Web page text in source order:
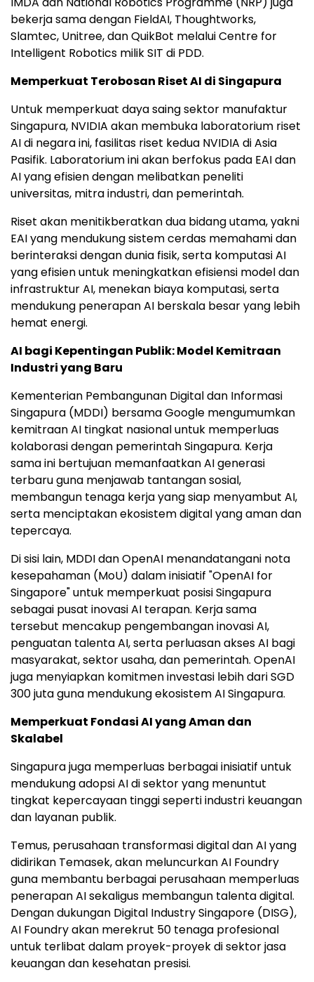
bekerja sama dengan FieldAI, Thoughtworks,
Slamtec, Unitree, dan QuikBot melalui Centre for
Intelligent Robotics milik SIT di PDD.
Memperkuat Terobosan Riset AI di Singapura
Untuk memperkuat daya saing sektor manufaktur
Singapura, NVIDIA akan membuka laboratorium riset
AI di negara ini, fasilitas riset kedua NVIDIA di Asia
Pasifik. Laboratorium ini akan berfokus pada EAI dan
AI yang efisien dengan melibatkan peneliti
universitas, mitra industri, dan pemerintah.
Riset akan menitikberatkan dua bidang utama, yakni
EAI yang mendukung sistem cerdas memahami dan
berinteraksi dengan dunia fisik, serta komputasi AI
yang efisien untuk meningkatkan efisiensi model dan
infrastruktur AI, menekan biaya komputasi, serta
mendukung penerapan AI berskala besar yang lebih
hemat energi.
AI bagi Kepentingan Publik: Model Kemitraan
Industri yang Baru
Kementerian Pembangunan Digital dan Informasi
Singapura (MDDI) bersama Google mengumumkan
kemitraan AI tingkat nasional untuk memperluas
kolaborasi dengan pemerintah Singapura. Kerja
sama ini bertujuan memanfaatkan AI generasi
terbaru guna menjawab tantangan sosial,
membangun tenaga kerja yang siap menyambut AI,
serta menciptakan ekosistem digital yang aman dan
tepercaya.
Di sisi lain, MDDI dan OpenAI menandatangani nota
kesepahaman (MoU) dalam inisiatif "OpenAI for
Singapore" untuk memperkuat posisi Singapura
sebagai pusat inovasi AI terapan. Kerja sama
tersebut mencakup pengembangan inovasi AI,
penguatan talenta AI, serta perluasan akses AI bagi
masyarakat, sektor usaha, dan pemerintah. OpenAI
juga menyiapkan komitmen investasi lebih dari SGD
300 juta guna mendukung ekosistem AI Singapura.
Memperkuat Fondasi AI yang Aman dan
Skalabel
Singapura juga memperluas berbagai inisiatif untuk
mendukung adopsi AI di sektor yang menuntut
tingkat kepercayaan tinggi seperti industri keuangan
dan layanan publik.
Temus, perusahaan transformasi digital dan AI yang
didirikan Temasek, akan meluncurkan AI Foundry
guna membantu berbagai perusahaan memperluas
penerapan AI sekaligus membangun talenta digital.
Dengan dukungan Digital Industry Singapore (DISG),
AI Foundry akan merekrut 50 tenaga profesional
untuk terlibat dalam proyek-proyek di sektor jasa
keuangan dan kesehatan presisi.